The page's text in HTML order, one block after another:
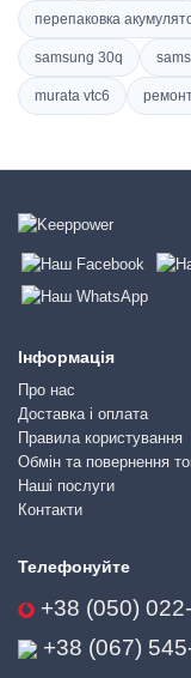
перепаковка
samsung 30q
murata vtc6
Інформація
Про нас
Доставка і оплата
Правила користування
Обмін та повернення
Наші послуги
Контакти
Телефонуйте
+38 (050)
+38 (067)